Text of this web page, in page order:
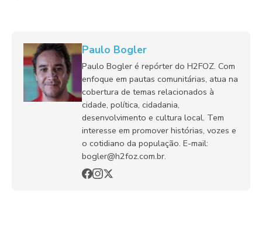
Paulo Bogler
Paulo Bogler é repórter do H2FOZ. Com
enfoque em pautas comunitárias, atua na
cobertura de temas relacionados à
cidade, política, cidadania,
desenvolvimento e cultura local. Tem
interesse em promover histórias, vozes e
o cotidiano da população. E-mail:
bogler@h2foz.com.br.